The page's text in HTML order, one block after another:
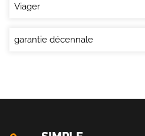
Viager
garantie décennale